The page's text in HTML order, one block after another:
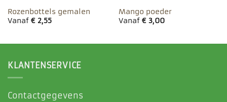
Rozenbottels gemalen
Vanaf €2,55
Mango poeder
Vanaf €3,00
KLANTENSERVICE
Contactgegevens